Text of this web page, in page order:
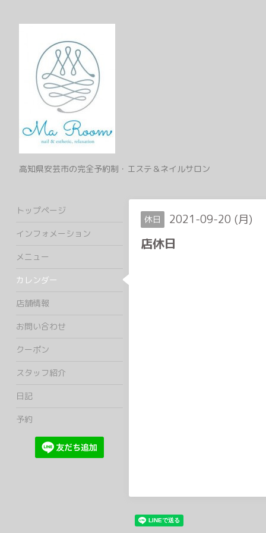
高知県安芸市の完全予約制・エステ＆ネイルサロン
休日 2021-09-20 (月)
店休日
トップページ
インフォメーション
メニュー
カレンダー
店舗情報
お問い合わせ
クーポン
スタッフ紹介
日記
予約